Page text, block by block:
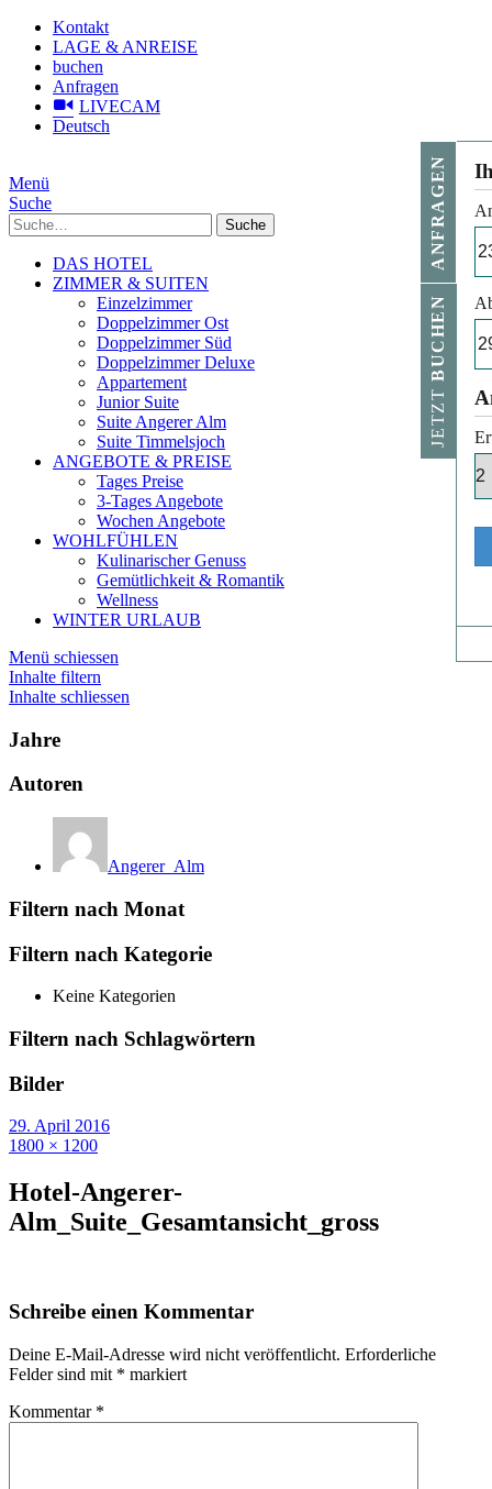
Kontakt
LAGE & ANREISE
buchen
Anfragen
LIVECAM
Deutsch
Menü
Suche
Suche
DAS HOTEL
ZIMMER & SUITEN
Einzelzimmer
Doppelzimmer Ost
Doppelzimmer Süd
Doppelzimmer Deluxe
Appartement
Junior Suite
Suite Angerer Alm
Suite Timmelsjoch
ANGEBOTE & PREISE
Tages Preise
3-Tages Angebote
Wochen Angebote
WOHLFÜHLEN
Kulinarischer Genuss
Gemütlichkeit & Romantik
Wellness
WINTER URLAUB
Menü schiessen
Inhalte filtern
Inhalte schliessen
Jahre
Autoren
Angerer_Alm
Filtern nach Monat
Filtern nach Kategorie
Keine Kategorien
Filtern nach Schlagwörtern
Bilder
29. April 2016
1800 × 1200
Hotel-Angerer-
Alm_Suite_Gesamtansicht_gross
Schreibe einen Kommentar
Deine E-Mail-Adresse wird nicht veröffentlicht. Erforderliche
Felder sind mit * markiert
Kommentar *
JETZT
BUCHEN
ANFRAGEN